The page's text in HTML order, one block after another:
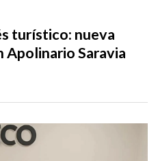
turístico: nueva
Saravia